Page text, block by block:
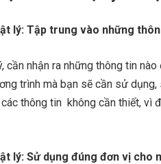
lý: Tập trung vào những
cần nhận ra những thông tin
trình mà bạn sẽ cần sử
thông tin không cần thiết, vì
lý: Sử dụng đúng đơn vị cho